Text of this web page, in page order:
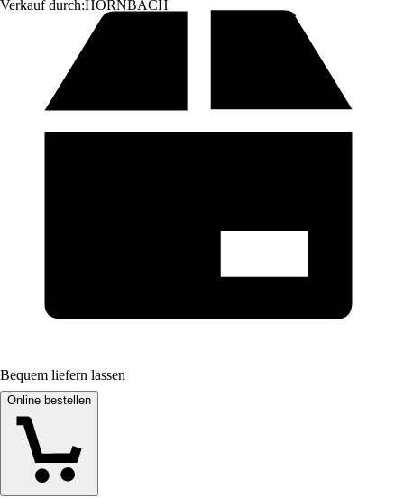
Verkauf durch:HORNBACH
Bequem liefern lassen
Online bestellen